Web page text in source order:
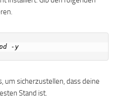
um sicherzustellen, dass deine
Stand ist.